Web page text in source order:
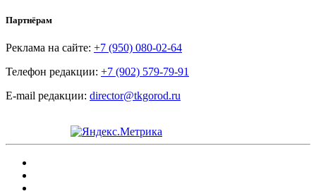
Партнёрам
Реклама на сайте: +7 (950) 080-02-64
Телефон редакции: +7 (902) 579-79-91
E-mail редакции: director@tkgorod.ru